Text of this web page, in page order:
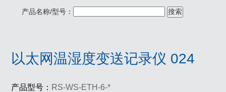
产品名称/型号： 搜索
以太网温湿度变送记录仪 024
产品型号： RS-WS-ETH-6-*